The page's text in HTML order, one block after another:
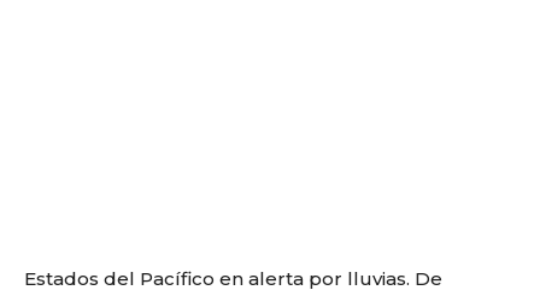
Estados del Pacífico en alerta por lluvias. De